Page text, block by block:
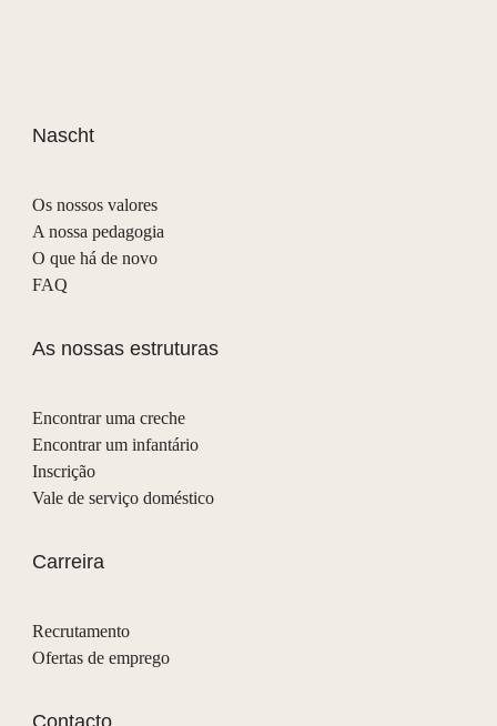
Nascht
Os nossos valores
A nossa pedagogia
O que há de novo
FAQ
As nossas estruturas
Encontrar uma creche
Encontrar um infantário
Inscrição
Vale de serviço doméstico
Carreira
Recrutamento
Ofertas de emprego
Contacto